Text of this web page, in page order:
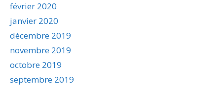
février 2020
janvier 2020
décembre 2019
novembre 2019
octobre 2019
septembre 2019